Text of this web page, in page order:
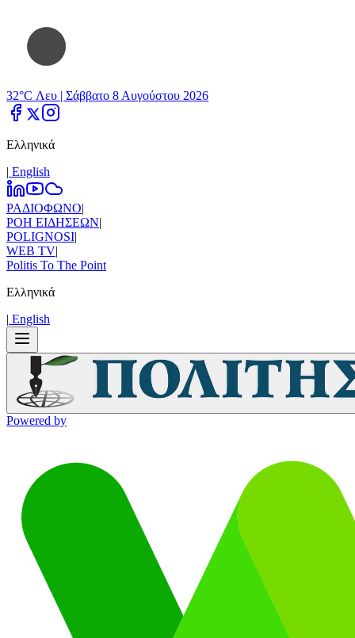
32°C Λευ | Σάββατο 8 Αυγούστου 2026
Ελληνικά
| Εnglish
ΡΑΔΙΟΦΩΝΟ|
ΡΟΗ ΕΙΔΗΣΕΩΝ|
POLIGNOSI|
WEB TV|
Politis To The Point
Ελληνικά
| Εnglish
Powered by